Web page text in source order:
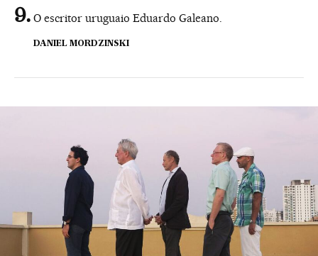
O escritor uruguaio Eduardo Galeano.
DANIEL MORDZINSKI